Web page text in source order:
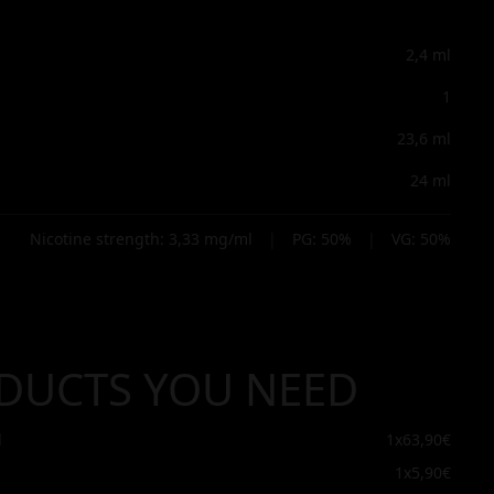
2,4 ml
1
23,6 ml
24 ml
Nicotine strength: 3,33 mg/ml PG: 50% VG: 50%
YOU NEED
1x63,90€
1x5,90€